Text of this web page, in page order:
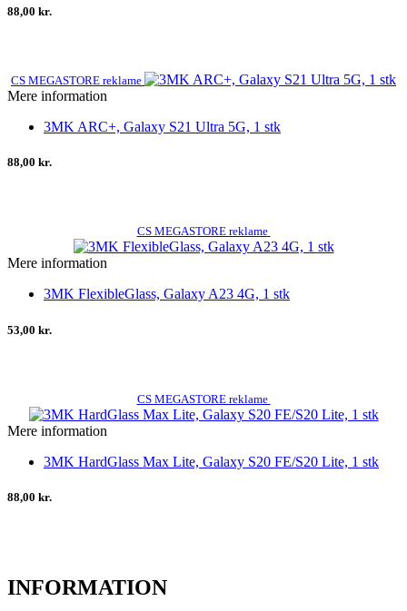
88,00 kr.
CS MEGASTORE reklame
Mere information
3MK ARC+, Galaxy S21 Ultra 5G, 1 stk
88,00 kr.
CS MEGASTORE reklame
Mere information
3MK FlexibleGlass, Galaxy A23 4G, 1 stk
53,00 kr.
CS MEGASTORE reklame
Mere information
3MK HardGlass Max Lite, Galaxy S20 FE/S20 Lite, 1 stk
88,00 kr.
INFORMATION